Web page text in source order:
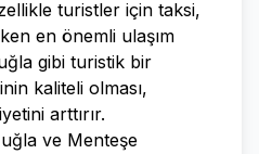
turistler için taksi,
en önemli ulaşım
gibi turistik bir
kaliteli olması,
arttırır.
ve Menteşe